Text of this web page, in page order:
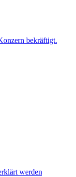
bekräftigt.
werden